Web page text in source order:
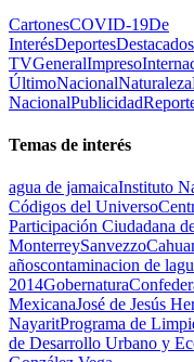
CartonesCOVID-19De
InterésDeportesDestacados
TVGeneralImpreso
ÚltimoNacionalNaturaleza
NacionalPublicidad
Temas de interés
agua de jamaicaInstituto
Códigos del Universo
Participación Ciudadana
MonterreySanvezzo
añoscontaminacion de
2014Gobernatura
MexicanaJosé de Jesús
NayaritPrograma de
de Desarrollo Urbano y